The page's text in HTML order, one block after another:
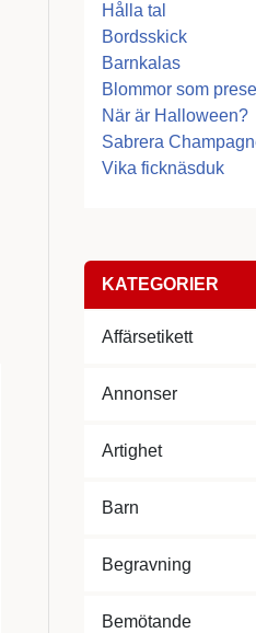
Hålla tal
Bordsskick
Barnkalas
Blommor som
När är Halloween?
Sabrera
Vika ficknäsduk
KATEGORIER
Affärsetikett
Annonser
Artighet
Barn
Begravning
Bemötande